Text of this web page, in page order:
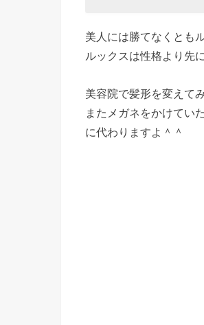
美人には勝てなくとも
ルックスは性格より先
美容院で髪形を変えて
またメガネをかけてい
に代わりますよ＾＾